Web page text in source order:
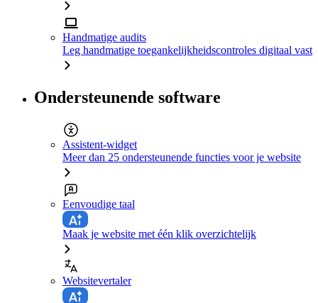
Handmatige audits
Leg handmatige toegankelijkheidscontroles digitaal vast
Ondersteunende software
Assistent-widget
Meer dan 25 ondersteunende functies voor je website
Eenvoudige taal
Maak je website met één klik overzichtelijk
Websitevertaler